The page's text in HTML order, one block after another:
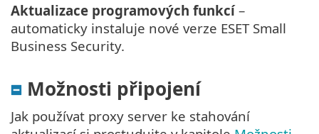
Aktualizace programových funkcí–
automaticky instaluje nové verze ESET Small
Business Security.
Možnosti připojení
Jak používat proxy server ke stahování